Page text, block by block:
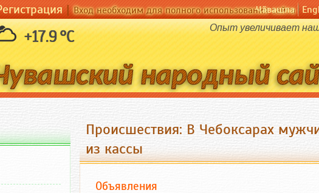
|Вход необходим для полного использования сайта
Чӑвашла
+17.9 °C Опыт увеличивает
Происшествия: В Чебоксарах
из кассы
Объявления